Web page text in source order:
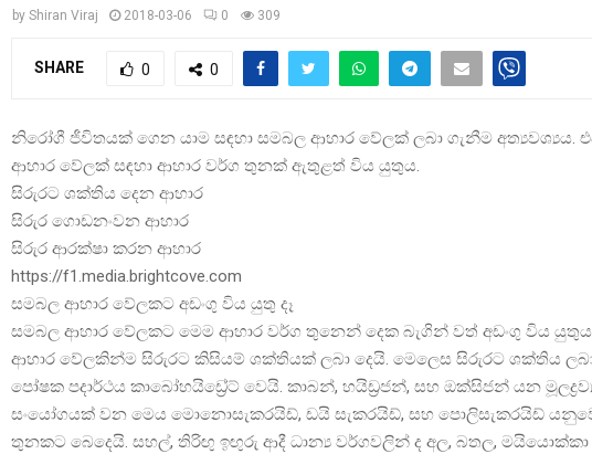
by Shiran Viraj 2018-03-06 0 309
SHARE 0 0
නිරෝගී ජීවිතයක් ගෙන යාම සඳහා සමබල ආහාර වේලක් ලබා ගැනීම අත්‍යවශ්‍යය.
ආහාර වේලක් සඳහා ආහාර වර්ග තුනක් ඇතුළත් විය යුතුය.
සිරුරට ශක්තිය දෙන ආහාර
සිරුර ගොඩනංවන ආහාර
සිරුර ආරක්ෂා කරන ආහාර
https://f1.media.brightcove.com
සමබල ආහාර වේලකට අඩංගු විය යුතු දෑ
සමබල ආහාර වේලකට මෙම ආහාර වර්ග තුනෙන් දෙක බැගින් වත් අඩංගු විය
ආහාර වේලකින්ම සිරුරට කිසියම් ශක්තියක් ලබා දෙයි. මෙලෙස සිරුරට ශක්තිය ලබා
පෝෂක පදාර්ථය කාබෝහයිඩ්‍රේට් වෙයි. කාබන්, හයිඩ්‍රජන්, සහ ඔක්සිජන් යන
සංයෝගයක් වන මෙය මොනොසැකරයිඩ්, ඩයි සැකරයිඩ්, සහ පොලිසැකරයිඩ්
තුනකට බෙදෙයි. සහල්, තිරිඟු ඉඟුරු ආදී ධාන්‍ය වර්ගවලින් ද අල, බතල, මයියොක්කා